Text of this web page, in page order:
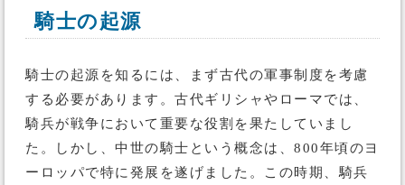
騎士の起源
騎士の起源を知るには、まず古代の軍事制度を考慮
する必要があります。古代ギリシャやローマでは、
騎兵が戦争において重要な役割を果たしていまし
た。しかし、中世の騎士という概念は、800年頃のヨ
ーロッパで特に発展を遂げました。この時期、騎兵